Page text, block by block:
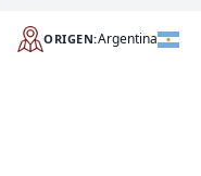
ORIGEN:Argentina